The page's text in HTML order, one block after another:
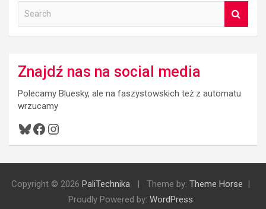
h
Znajdź nas na social media
Polecamy Bluesky, ale na faszystowskich też z automatu
wrzucamy
Bluesky
Facebook
Instagram
Copyright © 2026 PaliTechnika Theme by: Theme Horse
Proudly Powered by: WordPress